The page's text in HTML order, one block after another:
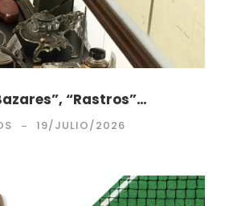
“Rastros”…
19/JULIO/2026